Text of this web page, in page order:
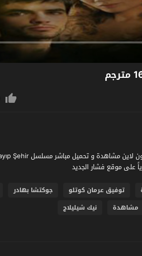
توفيق عرمان كوتلو جوكتشا بهادر
مشاهدة نيك شيليلاج